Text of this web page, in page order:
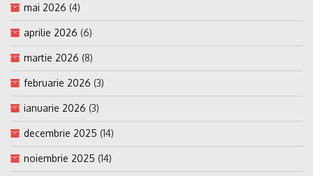
mai 2026 (4)
aprilie 2026 (6)
martie 2026 (8)
februarie 2026 (3)
ianuarie 2026 (3)
decembrie 2025 (14)
noiembrie 2025 (14)